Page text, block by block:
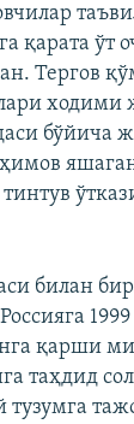
қарата ўт
Тергов
ходими
бўйича
билан
қарши
таҳдид
тузумга